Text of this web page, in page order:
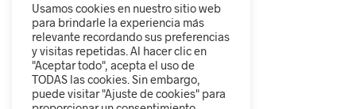
todos los
estilos.
Descubre
nuestra
colección y
camina
Usamos cookies en nuestro sitio web
para brindarle la experiencia más
relevante recordando sus preferencias
y visitas repetidas. Al hacer clic en
"Aceptar todo", acepta el uso de
TODAS las cookies. Sin embargo,
puede visitar "Ajuste de cookies" para